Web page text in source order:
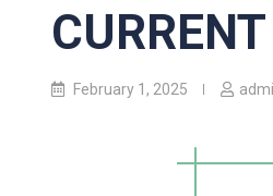
February 1, 2025